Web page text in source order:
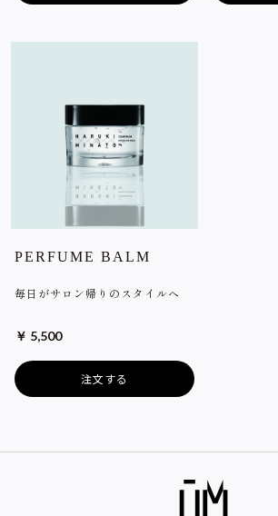
PERFUME BALM
毎日がサロン帰りのスタイルへ
￥ 5,500
注文する